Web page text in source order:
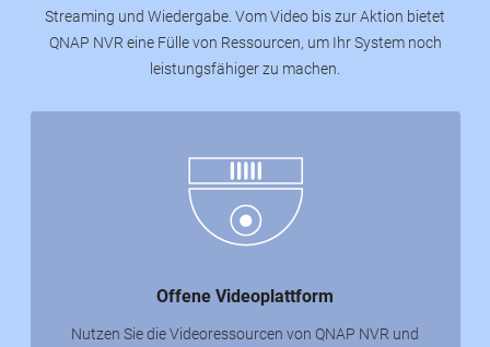
Streaming und Wiedergabe. Vom Video bis zur Aktion bietet
QNAP NVR eine Fülle von Ressourcen, um Ihr System noch
leistungsfähiger zu machen.
Offene Videoplattform
Nutzen Sie die Videoressourcen von QNAP NVR und